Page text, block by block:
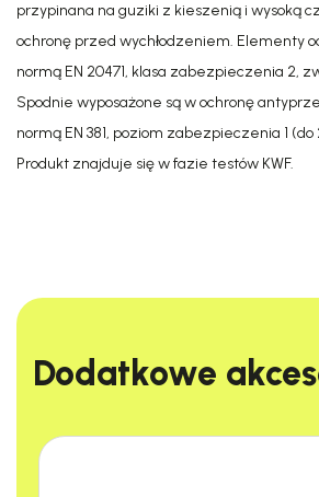
przypinana na guziki z kieszenią i wysoką
ochronę przed wychłodzeniem. Elementy
normą EN 20471, klasa zabezpieczenia 2,
Spodnie wyposażone są w ochronę
normą EN 381, poziom zabezpieczenia 1
Produkt znajduje się w fazie testów KWF.
Dodatkowe